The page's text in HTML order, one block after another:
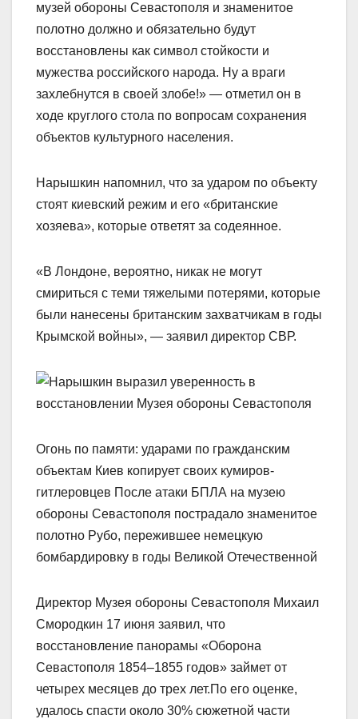
музей обороны Севастополя и знаменитое
полотно должно и обязательно будут
восстановлены как символ стойкости и
мужества российского народа. Ну а враги
захлебнутся в своей злобе!» — отметил он в
ходе круглого стола по вопросам сохранения
объектов культурного населения.
Нарышкин напомнил, что за ударом по объекту
стоят киевский режим и его «британские
хозяева», которые ответят за содеянное.
«В Лондоне, вероятно, никак не могут
смириться с теми тяжелыми потерями, которые
были нанесены британским захватчикам в годы
Крымской войны», — заявил директор СВР.
Огонь по памяти: ударами по гражданским
объектам Киев копирует своих кумиров-
гитлеровцев После атаки БПЛА на музею
обороны Севастополя пострадало знаменитое
полотно Рубо, пережившее немецкую
бомбардировку в годы Великой Отечественной
Директор Музея обороны Севастополя Михаил
Смородкин 17 июня заявил, что
восстановление панорамы «Оборона
Севастополя 1854–1855 годов» займет от
четырех месяцев до трех лет.По его оценке,
удалось спасти около 30% сюжетной части